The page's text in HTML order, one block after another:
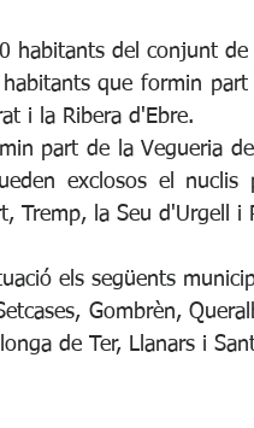
habitants del conjunt de
que formin
i la Ribera d'Ebre.
part de la Vegueria
exclosos el nuclis
Tremp, la Seu d'Urgell i
els següents
Gombrèn,
de Ter, Llanars i